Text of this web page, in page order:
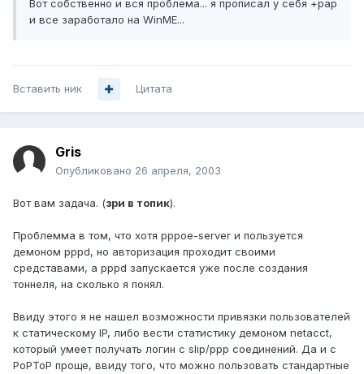
Вот собственно и вся проблема... я прописал у себя +pap
и все заработало на WinME...
Вставить ник Цитата
Gris
Опубликовано 26 апреля, 2003
Вот вам задача. (зри в топик).
Проблемма в том, что хотя pppoe-server и пользуется
демоном pppd, но авторизация проходит своими
средставами, а pppd запускается уже после создания
тоннеля, на сколько я понял.
Ввиду этого я не нашел возможности привязки пользователей
к статическому IP, либо вести статистику демоном netacct,
который умеет получать логин с slip/ppp соединений. Да и с
PoPToP проще, ввиду того, что можно пользовать стандартные